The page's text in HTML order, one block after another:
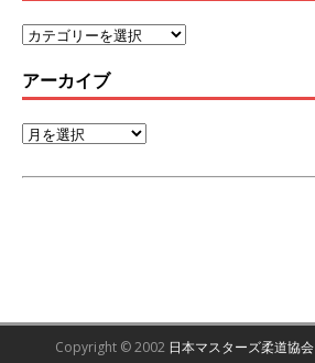
アーカイブ
Copyright © 2002 日本マスターズ柔道協会